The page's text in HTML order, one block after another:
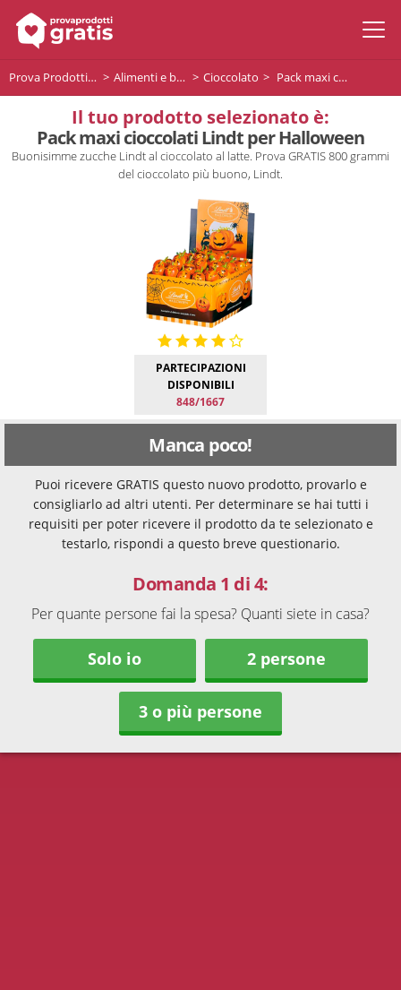
Prova Prodotti Gratis Alimenti e bevande Cioccolato Pack maxi cioccolati Lindt per Halloween
Il tuo prodotto selezionato è:
Pack maxi cioccolati Lindt per Halloween
Buonisimme zucche Lindt al cioccolato al latte. Prova GRATIS 800 grammi
del cioccolato più buono, Lindt.
PARTECIPAZIONI
DISPONIBILI
848/1667
Manca poco!
Puoi ricevere GRATIS questo nuovo prodotto, provarlo e
consigliarlo ad altri utenti. Per determinare se hai tutti i
requisiti per poter ricevere il prodotto da te selezionato e
testarlo, rispondi a questo breve questionario.
Domanda 1 di 4:
Per quante persone fai la spesa? Quanti siete in casa?
Solo io 2 persone
3 o più persone